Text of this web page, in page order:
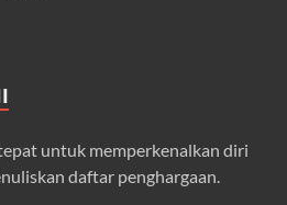
untuk memperkenalkan diri
daftar penghargaan.